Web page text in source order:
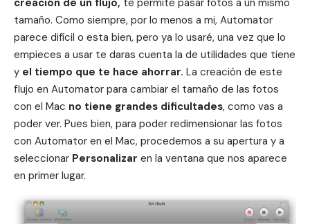
creación de un flujo, te permite pasar fotos a un mismo
tamaño. Como siempre, por lo menos a mi, Automator
parece difícil o esta bien, pero ya lo usaré, una vez que lo
empieces a usar te daras cuenta la de utilidades que tiene
y el tiempo que te hace ahorrar. La creación de este
flujo en Automator para cambiar el tamaño de las fotos
con el Mac no tiene grandes dificultades, como vas a
poder ver. Pues bien, para poder redimensionar las fotos
con Automator en el Mac, procedemos a su apertura y a
seleccionar Personalizar en la ventana que nos aparece
en primer lugar.